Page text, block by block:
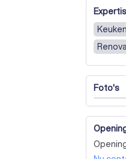
Heeft u
online
Met
nog
Foto's